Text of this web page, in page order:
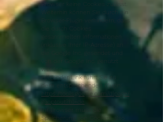
Browser keine Cookies zulässt.
Weiterhin können Sie durch ein
Browser-Plugin verhindern, dass
gesammelten Informationen
(inklusive Ihrer IP-Adresse) an
die Google Inc. gesendet und
werden.
Folgender Link führt Sie zu
dem entsprechenden Plugin:
https://tools.google.com/dlpage/
gaoptout?hl=de
Speicherung von Cookies also